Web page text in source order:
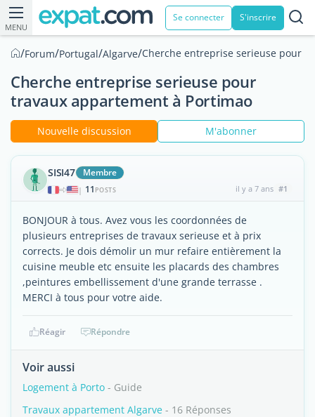
MENU
Se connecter S'inscrire
/Forum/Portugal/Algarve/Cherche entreprise serieuse pour
Cherche entreprise serieuse pour
travaux appartement à Portimao
Nouvelle discussion M'abonner
SISI47 Membre
| 11 POSTS il y a 7 ans #1
BONJOUR à tous. Avez vous les coordonnées de
plusieurs entreprises de travaux serieuse et à prix
corrects. Je dois démolir un mur refaire entièrement la
cuisine meuble etc ensuite les placards des chambres
,peintures embellissement d'une grande terrasse .
MERCI à tous pour votre aide.
Réagir Répondre
Voir aussi
Logement à Porto - Guide
Travaux appartement Algarve - 16 Réponses